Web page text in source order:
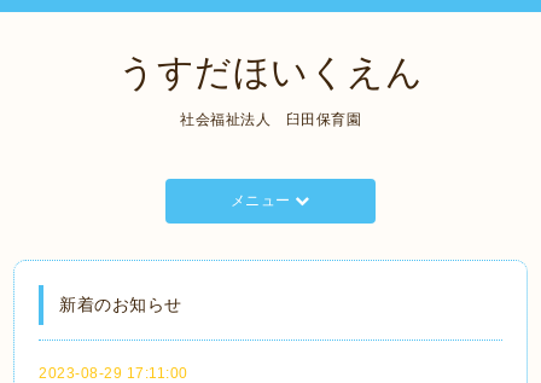
うすだほいくえん
社会福祉法人 臼田保育園
メニュー
新着のお知らせ
2023-08-29 17:11:00